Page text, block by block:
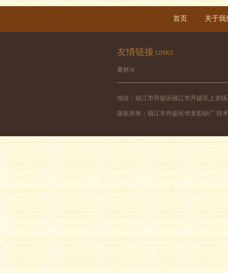
首页 关于我
友情链接 LINKS
素材火
地址：镇江市丹徒区镇江市丹徒区上
版权所有：镇江市丹徒区华龙彩砂厂 技